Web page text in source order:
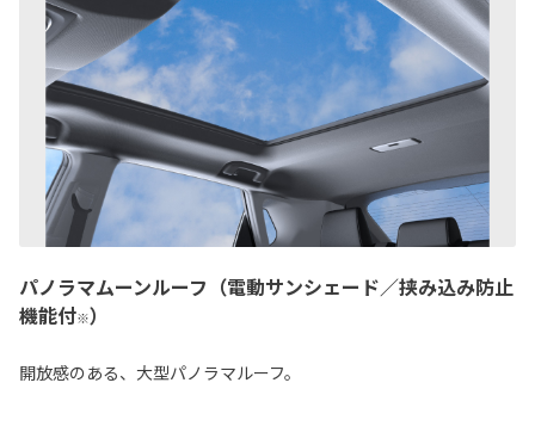
パノラマムーンルーフ（電動サンシェード／挟み込み防止
機能付※）
開放感のある、大型パノラマルーフ。